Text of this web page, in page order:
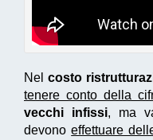
Nel costo
tenere conto della
vecchi infissi, ma
devonoeffettuare